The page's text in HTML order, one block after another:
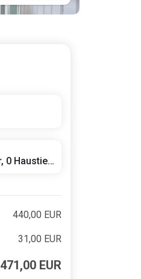
2 Erwachsene, 0 Kinder, 0 Haustiere
440,00 EUR
31,00 EUR
471,00 EUR